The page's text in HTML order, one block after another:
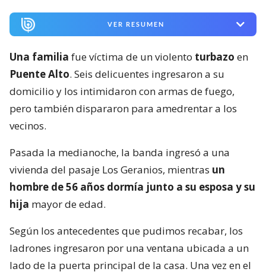
VER RESUMEN
Una familia fue víctima de un violento turbazo en
Puente Alto. Seis delicuentes ingresaron a su
domicilio y los intimidaron con armas de fuego,
pero también dispararon para amedrentar a los
vecinos.
Pasada la medianoche, la banda ingresó a una
vivienda del pasaje Los Geranios, mientras un
hombre de 56 años dormía junto a su esposa y su
hija mayor de edad.
Según los antecedentes que pudimos recabar, los
ladrones ingresaron por una ventana ubicada a un
lado de la puerta principal de la casa. Una vez en el